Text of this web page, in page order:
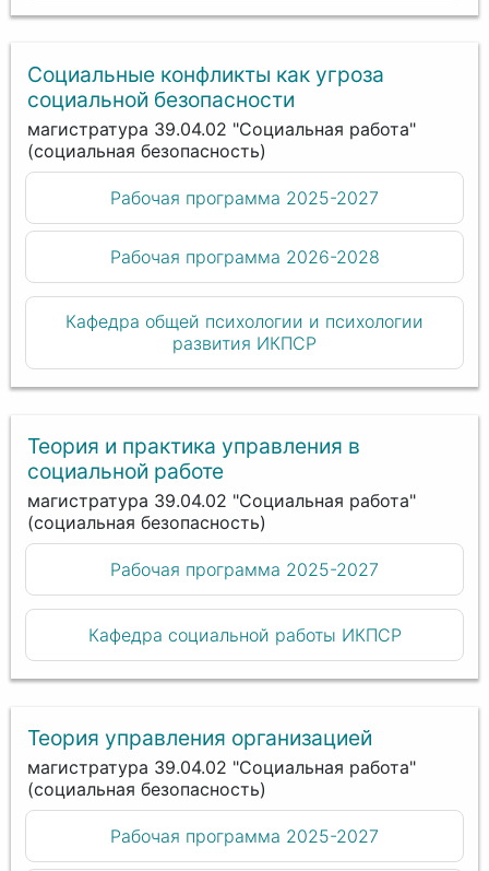
Социальные конфликты как угроза
социальной безопасности
магистратура 39.04.02 "Социальная работа"
(социальная безопасность)
Рабочая программа 2025-2027
Рабочая программа 2026-2028
Кафедра общей психологии и психологии
развития ИКПСР
Теория и практика управления в
социальной работе
магистратура 39.04.02 "Социальная работа"
(социальная безопасность)
Рабочая программа 2025-2027
Кафедра социальной работы ИКПСР
Теория управления организацией
магистратура 39.04.02 "Социальная работа"
(социальная безопасность)
Рабочая программа 2025-2027